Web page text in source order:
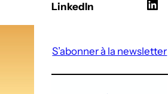
LinkedIn
k
S’abonner à la newsletter